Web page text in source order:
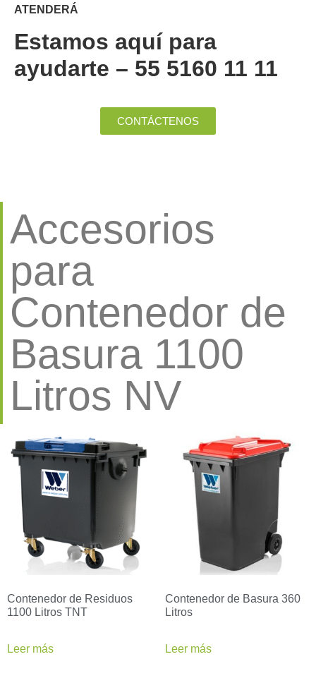
ATENDERÁ
Estamos aquí para
ayudarte – 55 5160 11 11
CONTÁCTENOS
Accesorios
para
Contenedor de
Basura 1100
Litros NV
Contenedor de Residuos
1100 Litros TNT
Leer más
Contenedor de Basura 360
Litros
Leer más